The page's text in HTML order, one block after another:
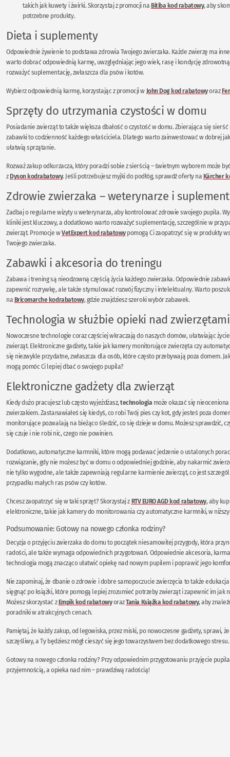
takich jak kuwety i żwirki. Skorzystaj z promocji na Bitiba kod rabatowy, aby
potrzebne produkty.
Dieta i suplementy
Odpowiednie żywienie to podstawa zdrowia Twojego zwierzaka. Każde zwierzę ma
warto dobrać odpowiednią karmę, uwzględniając jego wiek, rasę i kondycję
rozważyć suplementację, zwłaszcza dla psów i kotów.
Wybierz odpowiednią karmę, korzystając z promocji w John Dog kod rabatowyoraz
Sprzęty do utrzymania czystości w domu
Posiadanie zwierząt to także większa dbałość o czystość w domu. Zbierająca się sierść
zabawki to codzienność każdego właściciela. Dlatego warto zainwestować w dobrej
ułatwią sprzątanie.
Rozważ zakup odkurzacza, który poradzi sobie z sierścią – świetnym wyborem może
z Dyson kodrabatowy. Jeśli potrzebujesz myjki do podłóg, sprawdź oferty na Kärcher
Zdrowie zwierzaka – weterynarze i
Zadbaj o regularne wizyty u weterynarza, aby kontrolować zdrowie swojego pupila.
kliniki jest kluczowy, a dodatkowo warto rozważyć suplementację, szczególnie w
zwierząt. Promocje wVetExpert kod rabatowypomogą Ci zaopatrzyć się w produkty
Twojego zwierzaka.
Zabawki i akcesoria do treningu
Zabawa i trening są nieodzowną częścią życia każdego zwierzaka. Odpowiednie
zapewnić rozrywkę, ale także stymulować rozwój fizyczny i intelektualny. Warto
na Bricomarche kodrabatowy, gdzie znajdziesz szeroki wybór zabawek.
Technologia w służbie opieki nad zwierzętami
Nowoczesne technologie coraz częściej wkraczają do naszych domów, ułatwiając
zwierząt. Elektroniczne gadżety, takie jak kamery monitorujące zwierzęta czy
się niezwykle przydatne, zwłaszcza dla osób, które często przebywają poza domem.
mogą pomóc Ci lepiej dbać o swojego pupila?
Elektroniczne gadżety dla zwierząt
Kiedy dużo pracujesz lub często wyjeżdżasz,technologia może okazać się
zwierzakiem. Zastanawiałeś się kiedyś, co robi Twój pies czy kot, gdy jesteś poza
monitorujące pozwalają na bieżąco śledzić, co się dzieje w domu. Możesz sprawdzić,
się czuje i nie robi nic, czego nie powinien.
Dodatkowo, automatyczne karmniki, które mogą podawać jedzenie o ustalonych
rozwiązanie, gdy nie możesz być w domu o odpowiedniej godzinie, aby nakarmić
nie tylko wygodne, ale także zapewniają regularne karmienie zwierząt, co jest
przypadku małych ras psów czy kotów.
Chcesz zaopatrzyć się w taki sprzęt? Skorzystaj z RTV EURO AGD kod rabatowy, aby
elektroniczne, takie jak kamery do monitorowania czy automatyczne karmniki, w
Podsumowanie: Gotowy na nowego członka rodziny?
Decyzja o przyjęciu zwierzaka do domu to początek niesamowitej przygody, która
radości, ale także wymaga odpowiednich przygotowań. Odpowiednie akcesoria,
technologia mogą znacząco ułatwić opiekę nad nowym pupilem i poprawić jego
Nie zapominaj, że dbanie o zdrowie i dobre samopoczucie zwierzęcia to także
sięgnąć po książki, które pomogą lepiej zrozumieć potrzeby zwierząt i zapewnić im jak
Możesz skorzystać z Empik kod rabatowyorazTania Książka kod rabatowy, aby
poradniki w atrakcyjnych cenach.
Pamiętaj, że każdy zakup, od legowiska, przez miski, po nowoczesne gadżety, sprawi,
szczęśliwy, a Ty będziesz mógł cieszyć się jego towarzystwem bez dodatkowego stresu.
Gotowy na nowego członka rodziny? Przy odpowiednim przygotowaniu przyjęcie
przyjemnością, a opieka nad nim – prawdziwą radością!